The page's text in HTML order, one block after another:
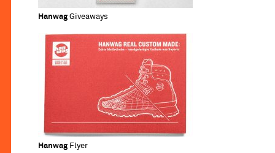
Hanwag Giveaways
Hanwag Flyer